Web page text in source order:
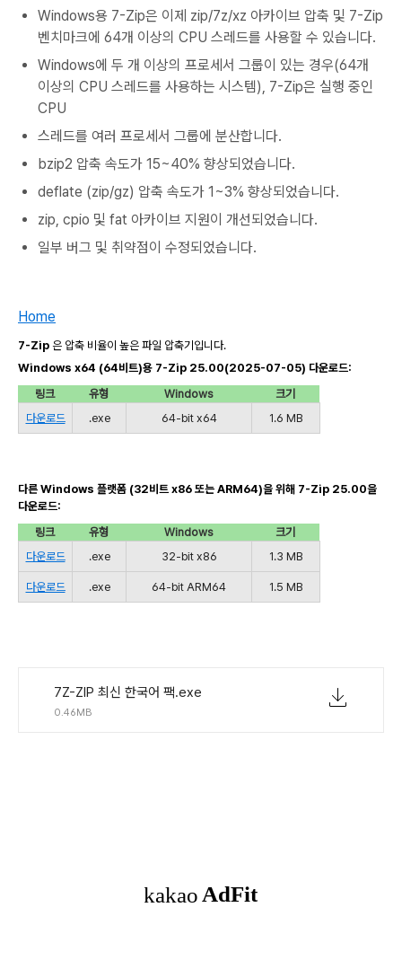
Windows용 7-Zip은 이제 zip/7z/xz 아카이브 압축 및 7-Zip
벤치마크에 64개 이상의 CPU 스레드를 사용할 수 있습니다.
Windows에 두 개 이상의 프로세서 그룹이 있는 경우(64개
이상의 CPU 스레드를 사용하는 시스템), 7-Zip은 실행 중인
CPU
스레드를 여러 프로세서 그룹에 분산합니다.
bzip2 압축 속도가 15~40% 향상되었습니다.
deflate (zip/gz) 압축 속도가 1~3% 향상되었습니다.
zip, cpio 및 fat 아카이브 지원이 개선되었습니다.
일부 버그 및 취약점이 수정되었습니다.
Home
7-Zip 은 압축 비율이 높은 파일 압축기입니다.
Windows x64 (64비트)용 7-Zip 25.00(2025-07-05) 다운로드:
링크
유형 Windows
크기
다운로드
.exe 64-bit x64 1.6 MB
다른 Windows 플랫폼 (32비트 x86 또는 ARM64)을 위해 7-Zip 25.00을
다운로드:
링크
유형 Windows
크기
다운로드
.exe 32-bit x86 1.3 MB
다운로드 .exe 64-bit ARM64 1.5 MB
7Z-ZIP 최신 한국어 팩.exe
0.46MB